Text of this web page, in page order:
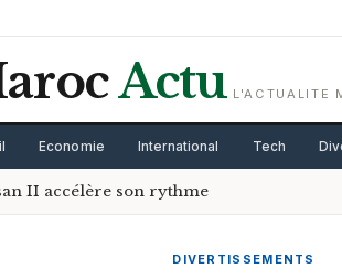
Actu L'ACTUALITE
Economie International Tech
II accélère son rythme
DIVERTISSEMENTS